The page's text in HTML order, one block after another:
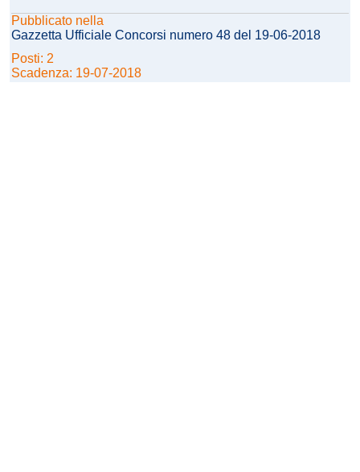
Pubblicato nella
Gazzetta Ufficiale Concorsi numero 48 del 19-06-2018
Posti: 2
Scadenza: 19-07-2018